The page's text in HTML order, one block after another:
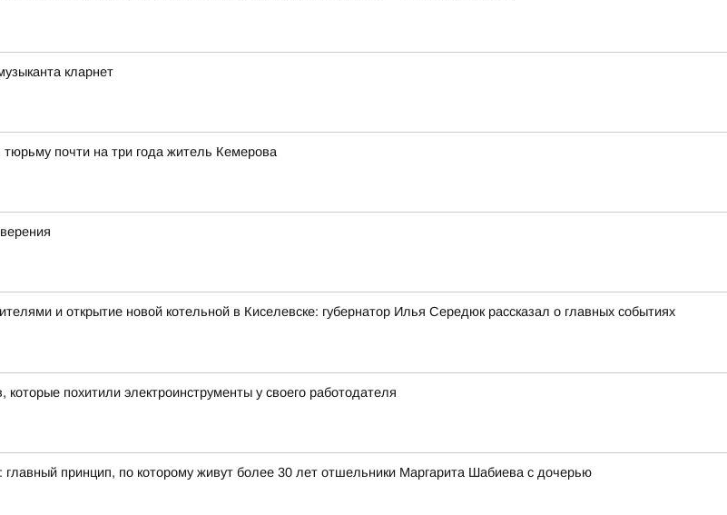
кларнет
тюрьму почти на три года житель Кемерова
и открытие новой котельной в Киселевске: губернатор Илья Середюк рассказал о главных событиях
похитили электроинструменты у своего работодателя
главный принцип, по которому живут более 30 лет отшельники Маргарита Шабиева с дочерью